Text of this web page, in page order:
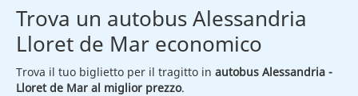
Trova un autobus Alessandria
Lloret de Mar economico
Trova il tuo biglietto per il tragitto in autobus Alessandria -
Lloret de Mar al miglior prezzo.